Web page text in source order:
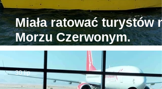
Miała ratować turystów
Morzu Czerwonym.
Tymczasem jedyna
egipska karetka wodna...
stoi w porcie
30 lip